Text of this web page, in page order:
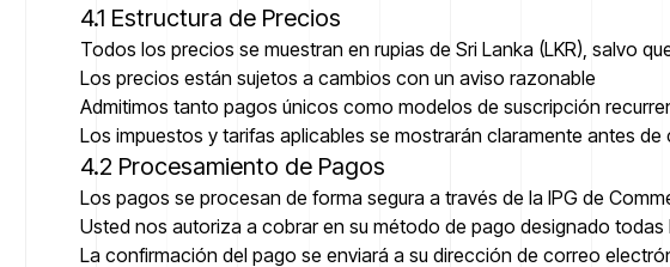
4.1 Estructura de Precios
Todos los precios se muestran en rupias de Sri Lanka (LKR), salvo
Los precios están sujetos a cambios con un aviso razonable
Admitimos tanto pagos únicos como modelos de suscripción
Los impuestos y tarifas aplicables se mostrarán claramente antes
4.2 Procesamiento de Pagos
Los pagos se procesan de forma segura a través de la IPG de
Usted nos autoriza a cobrar en su método de pago designado todas
La confirmación del pago se enviará a su dirección de correo